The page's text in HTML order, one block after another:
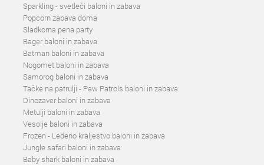
Sparkling - svetleči baloni in zabava
Popcorn zabava doma
Sladkorna pena party
Bager baloni in zabava
Batman baloni in zabava
Nogomet baloni in zabava
Samorog baloni in zabava
Tačke na patrulji - Paw Patrols baloni in zabava
Dinozaver baloni in zabava
Metulji baloni in zabava
Vesolje baloni in zabava
Frozen - Ledeno kraljestvo baloni in zabava
Jungle safari baloni in zabava
Baby shark baloni in zabava